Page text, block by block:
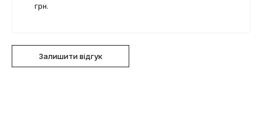
грн.
Залишити відгук